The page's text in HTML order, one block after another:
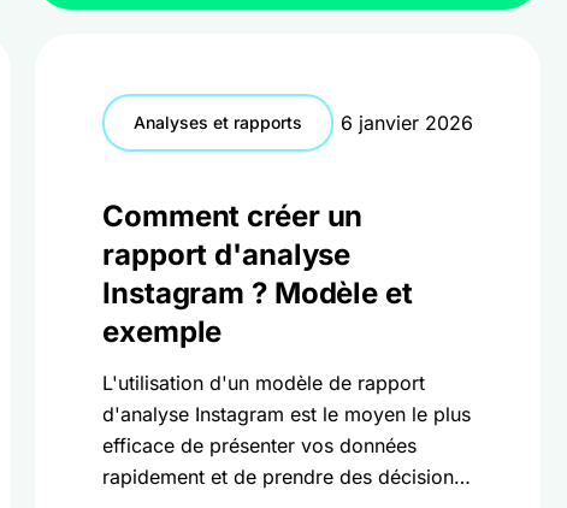
Analyses et rapports 6 janvier 2026
Comment créer un
rapport d'analyse
Instagram ? Modèle et
exemple
L'utilisation d'un modèle de rapport
d'analyse Instagram est le moyen le plus
efficace de présenter vos données
rapidement et de prendre des décisions